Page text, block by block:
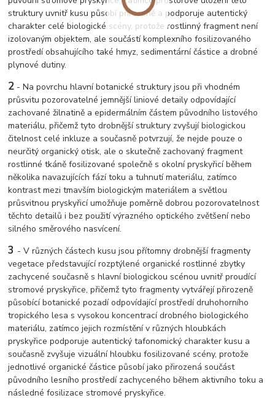
struktury uvnitř kusu působí přirozeně a podporuje autentický
charakter celé biologické scény, protože rostlinný fragment není
izolovaným objektem, ale součástí komplexního fosilizovaného
prostředí obsahujícího také hmyz, sedimentární částice a drobné
plynové dutiny.
2 - Na povrchu hlavní botanické struktury jsou při vhodném
průsvitu pozorovatelné jemnější liniové detaily odpovídající
zachované žilnatině a epidermálním částem původního listového
materiálu, přičemž tyto drobnější struktury zvyšují biologickou
čitelnost celé inkluze a současně potvrzují, že nejde pouze o
neurčitý organický otisk, ale o skutečně zachovaný fragment
rostlinné tkáně fosilizované společně s okolní pryskyřicí během
několika navazujících fází toku a tuhnutí materiálu, zatímco
kontrast mezi tmavším biologickým materiálem a světlou
průsvitnou pryskyřicí umožňuje poměrně dobrou pozorovatelnost
těchto detailů i bez použití výrazného optického zvětšení nebo
silného směrového nasvícení.
3 - V různých částech kusu jsou přítomny drobnější fragmenty
vegetace představující rozptýlené organické rostlinné zbytky
zachycené současně s hlavní biologickou scénou uvnitř proudící
stromové pryskyřice, přičemž tyto fragmenty vytvářejí přirozeně
působící botanické pozadí odpovídající prostředí druhohorního
tropického lesa s vysokou koncentrací drobného biologického
materiálu, zatímco jejich rozmístění v různých hloubkách
pryskyřice podporuje autentický tafonomický charakter kusu a
současně zvyšuje vizuální hloubku fosilizované scény, protože
jednotlivé organické částice působí jako přirozená součást
původního lesního prostředí zachyceného během aktivního toku a
následné fosilizace stromové pryskyřice.